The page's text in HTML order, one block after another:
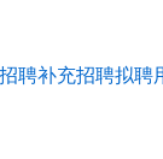
聘补充招聘拟聘